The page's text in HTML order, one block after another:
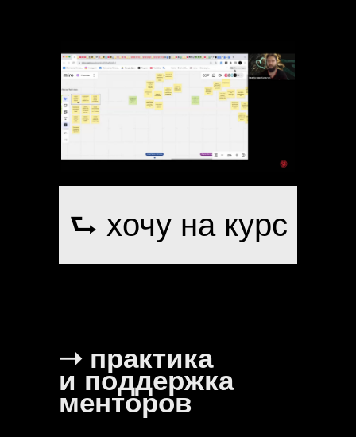
⮑ хочу на курс
➝ практика
и поддержка
менторов